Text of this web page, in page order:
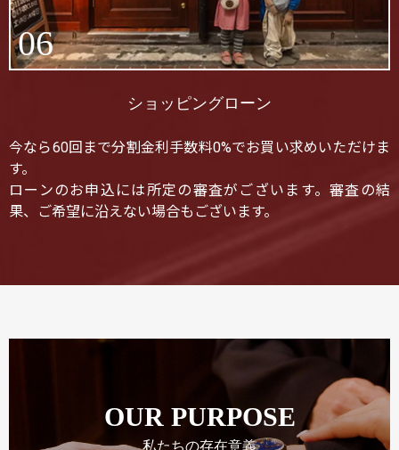
06
ショッピングローン
今なら60回まで分割金利手数料0%でお買い求めいただけま
す。
ローンのお申込には所定の審査がございます。審査の結
果、ご希望に沿えない場合もございます。
OUR PURPOSE
私たちの存在意義